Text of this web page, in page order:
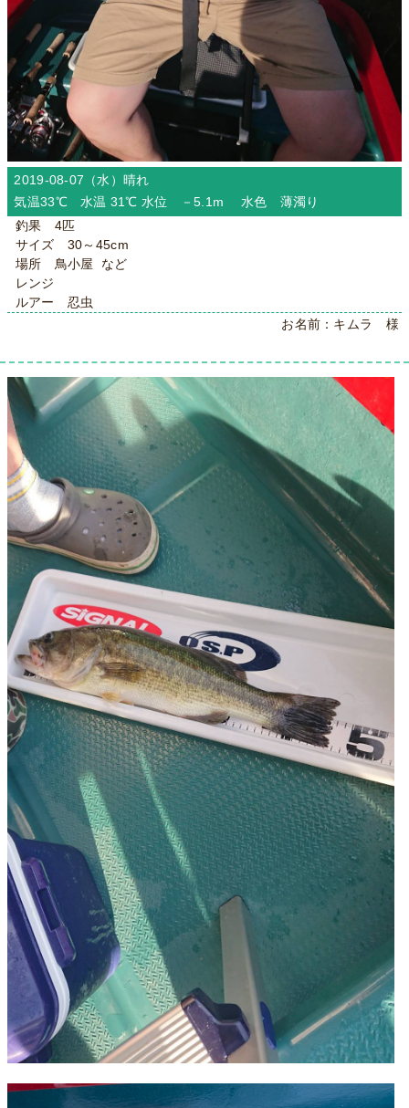
2019-08-07（水）晴れ
気温33℃ 水温 31℃ 水位 －5.1m 水色 薄濁り
釣果 4匹
サイズ 30～45cm
場所 鳥小屋 など
レンジ
ルアー 忍虫
お名前：キムラ 様